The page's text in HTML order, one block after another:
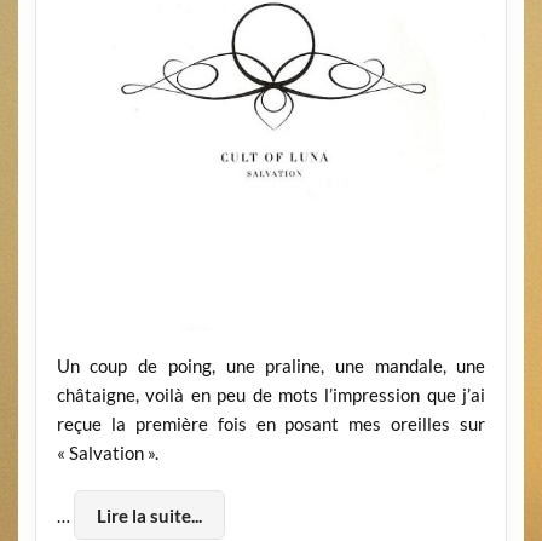
Un coup de poing, une praline, une mandale, une
châtaigne, voilà en peu de mots l’impression que j’ai
reçue la première fois en posant mes oreilles sur
« Salvation ».
… Lire la suite...